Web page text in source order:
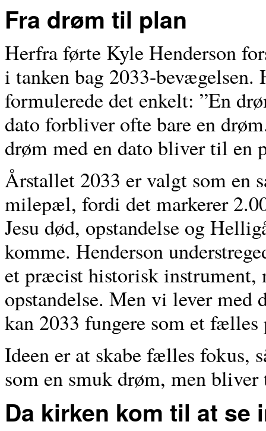
Fra drøm til plan
Herfra førte Kyle Henderson
i tanken bag 2033-bevægelsen.
formulerede det enkelt: ”En
dato forbliver ofte bare en
drøm med en dato bliver til en
Årstallet 2033 er valgt som en
milepæl, fordi det markerer
Jesu død, opstandelse og
komme. Henderson
et præcist historisk instrument,
opstandelse. Men vi lever med
kan 2033 fungere som et
Ideen er at skabe fælles fokus,
som en smuk drøm, men
Da kirken kom til at se